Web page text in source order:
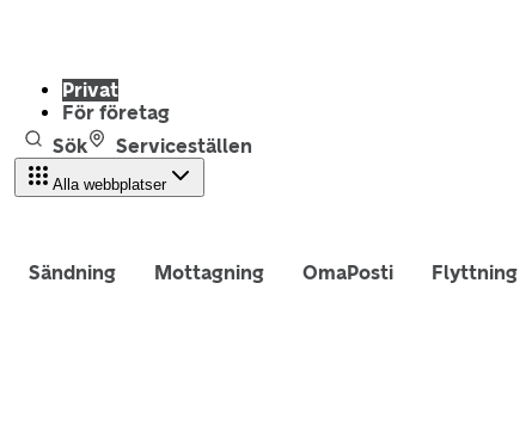
Privat
För företag
Sök
Serviceställen
Alla webbplatser
Sändning Mottagning OmaPosti Flyttning